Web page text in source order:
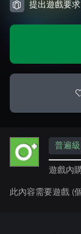
提出遊戲要求
普遍級
遊戲內
此內容需要遊戲 (